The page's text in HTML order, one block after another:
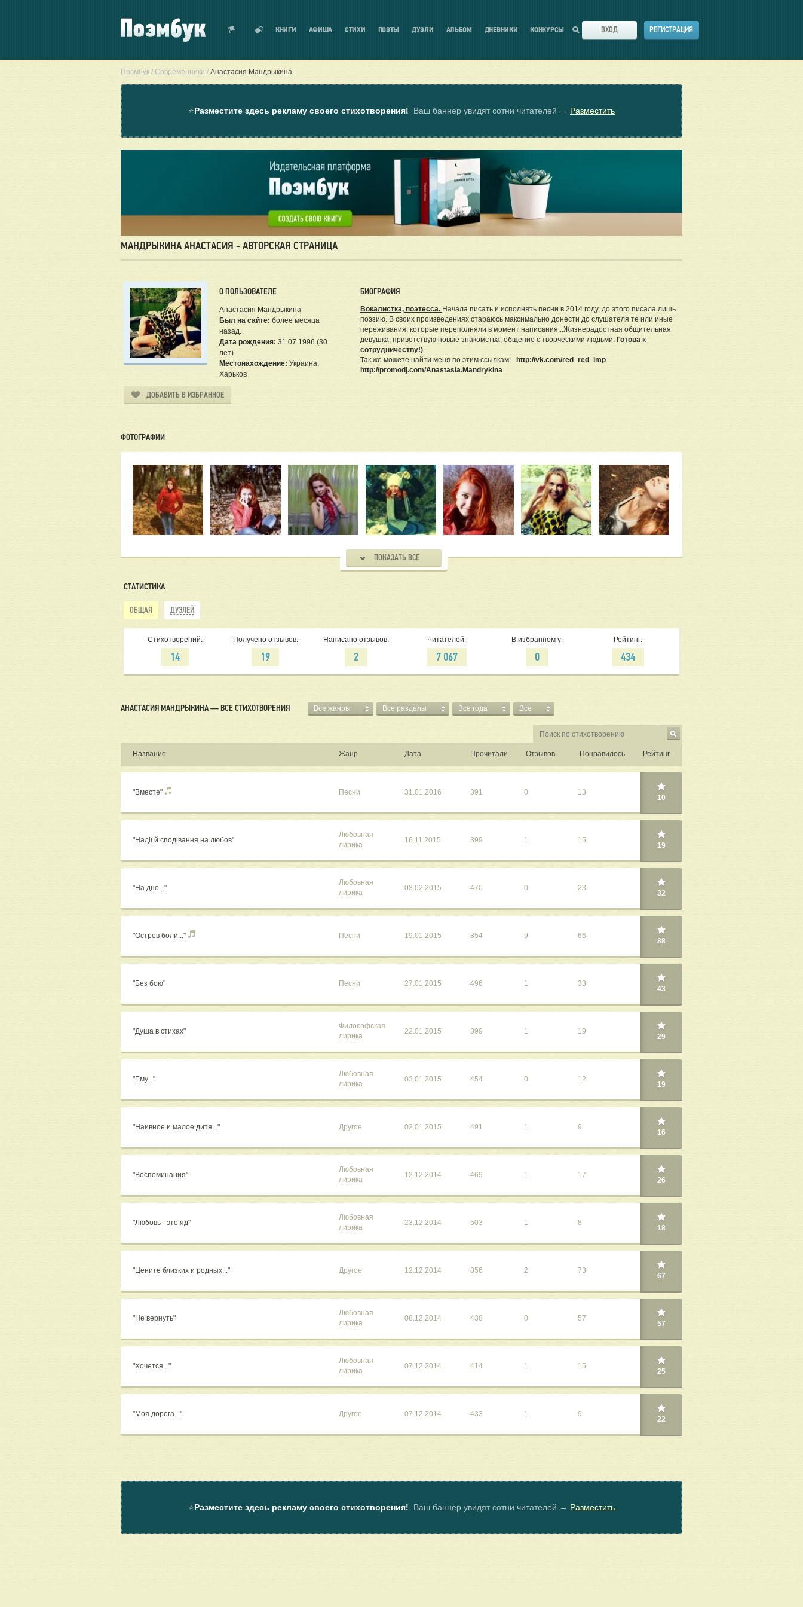
КНИГИ АФИША СТИХИ ПОЭТЫ ДУЭЛИ АЛЬБОМ ДНЕВНИКИ КОНКУРСЫ ВХОД РЕГИСТРАЦИЯ
Поэмбук / Современники / Анастасия Мандрыкина
⭐Разместите здесь рекламу своего стихотворения! Ваш баннер увидят сотни читателей → Разместить
МАНДРЫКИНА АНАСТАСИЯ - АВТОРСКАЯ СТРАНИЦА
О ПОЛЬЗОВАТЕЛЕ
Анастасия Мандрыкина
Был на сайте: более месяца
назад.
Дата рождения: 31.07.1996 (30
лет)
Местонахождение: Украина,
Харьков
ДОБАВИТЬ В ИЗБРАННОЕ
БИОГРАФИЯ
Вокалистка, поэтесса. Начала писать и исполнять песни в 2014 году, до этого писала лишь
поэзию. В своих произведениях стараюсь максимально донести до слушателя те или иные
переживания, которые переполняли в момент написания...Жизнерадостная общительная
девушка, приветствую новые знакомства, общение с творческими людьми. Готова к
сотрудничеству!)
Так же можете найти меня по этим ссылкам:
http://vk.com/red_red_imp
http://promodj.com/Anastasia.Mandrykina
ФОТОГРАФИИ
ПОКАЗАТЬ ВСЕ
СТАТИСТИКА
ОБЩАЯ ДУЭЛЕЙ
Стихотворений:
14
Получено отзывов:
19
Написано отзывов:
2
Читателей:
7 067
В избранном у:
0
Рейтинг:
434
АНАСТАСИЯ МАНДРЫКИНА — ВСЕ СТИХОТВОРЕНИЯ Все жанры Все разделы Все года Все
Название Жанр Дата Прочитали Отзывов Понравилось Рейтинг
"Вместе" Песни 31.01.2016 391 0 13
10
"Надії й сподівання на любов"
Любовная
лирика
16.11.2015 399 1 15
19
"На дно..."
Любовная
лирика
08.02.2015 470 0 23
32
"Остров боли..." Песни 19.01.2015 854 9 66
88
"Без бою" Песни 27.01.2015 496 1 33
43
"Душа в стихах"
Философская
лирика
22.01.2015 399 1 19
29
"Ему..."
Любовная
лирика
03.01.2015 454 0 12
19
"Наивное и малое дитя..." Другое 02.01.2015 491 1 9
16
"Воспоминания"
Любовная
лирика
12.12.2014 469 1 17
26
"Любовь - это яд"
Любовная
лирика
23.12.2014 503 1 8
18
"Цените близких и родных..." Другое 12.12.2014 856 2 73
67
"Не вернуть"
Любовная
лирика
08.12.2014 438 0 57
57
"Хочется..."
Любовная
лирика
07.12.2014 414 1 15
25
"Моя дорога..." Другое 07.12.2014 433 1 9
22
⭐Разместите здесь рекламу своего стихотворения! Ваш баннер увидят сотни читателей → Разместить